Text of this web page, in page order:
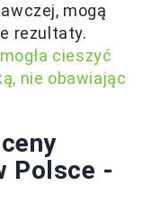
mogą
rezultaty.
cieszyć
nie obawiając
Polsce -